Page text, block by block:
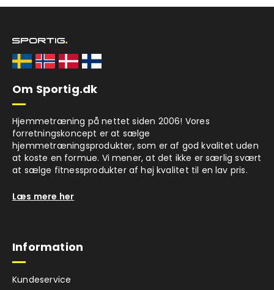
Om Sportig.dk
Hjemmetræning på nettet siden 2006! Vores
forretningskoncept er at sælge
hjemmetræningsprodukter, som er af god kvalitet uden
at koste en formue. Vi mener, at det ikke er særlig svært
at sælge fitnessprodukter af høj kvalitet til en lav pris.
Læs mere her
Information
Kundeservice